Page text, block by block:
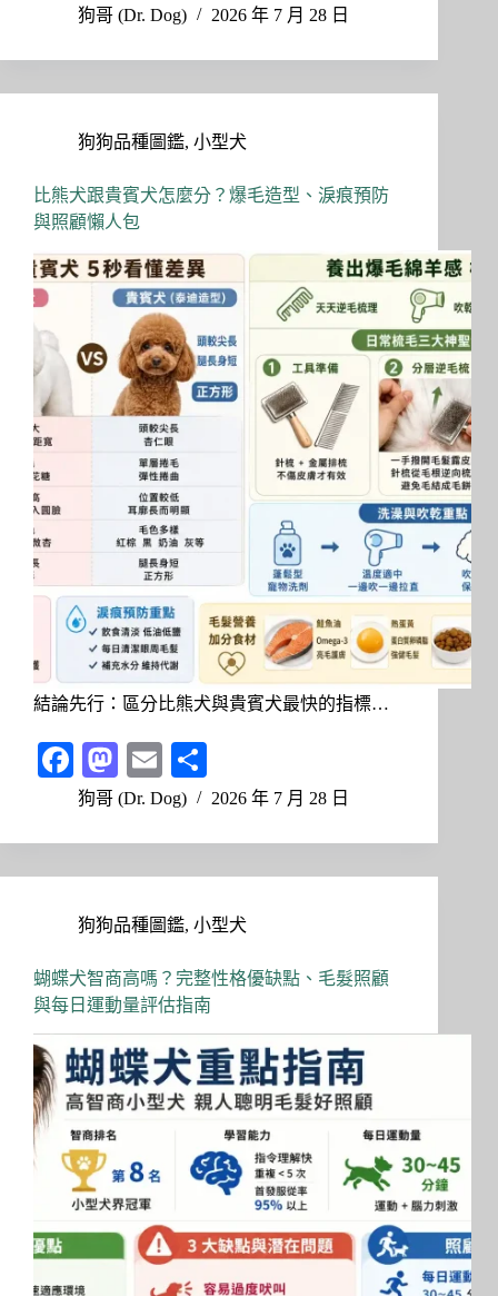
ce
ok
as
do
m
享
狗哥 (Dr. Dog) 2026 年 7 月 28 日
狗狗品種圖鑑, 小型犬
比熊犬跟貴賓犬怎麼分？爆毛造型、淚痕預防
與照顧懶人包
結論先行：區分比熊犬與貴賓犬最快的指標…
Fa
ce
ok
M
as
do
E
m
享
狗哥 (Dr. Dog) 2026 年 7 月 28 日
狗狗品種圖鑑, 小型犬
蝴蝶犬智商高嗎？完整性格優缺點、毛髮照顧
與每日運動量評估指南